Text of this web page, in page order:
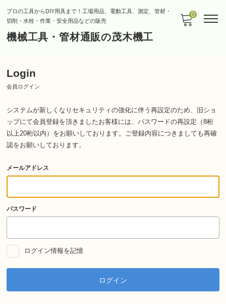
プロの工具からDIY用具まで！工場用品、電動工具、測定、管材・
切削・水栓・作業・安全用品などの販売
機械工具・管材通販の茂木機工
0
Login
会員ログイン
システムが新しくなりセキュリティの強化に伴う再設定のため、旧ショ
ップにて会員登録を頂きましたお客様には、パスワードの再設定（8桁
以上20桁以内）をお願いしております。 ご登録内容につきましても再確
認をお願いしております。
メールアドレス
パスワード
ログイン情報を記憶